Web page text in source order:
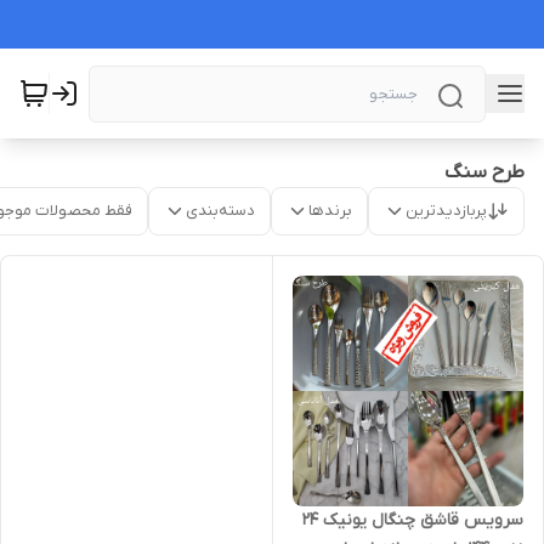
طرح سنگ
پربازدیدترین برندها دسته‌بندی فقط محصولات
سرویس قاشق چنگال یونیک ۲۴